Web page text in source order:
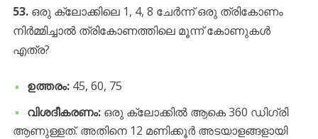
53.ഒരു ക്ലോക്കിലെ 1, 4, 8 ചേർന്ന് ഒരു ത്രികോണം
നിർമ്മിച്ചാൽ ത്രികോണത്തിലെ മൂന്ന് കോണുകൾ
എത്ര?
ഉത്തരം:45, 60, 75
വിശദീകരണം:ഒരു ക്ലോക്കിൽ ആകെ 360 ഡിഗ്രി
ആണുള്ളത്. അതിനെ 12 മണിക്കൂർ അടയാളങ്ങളായി